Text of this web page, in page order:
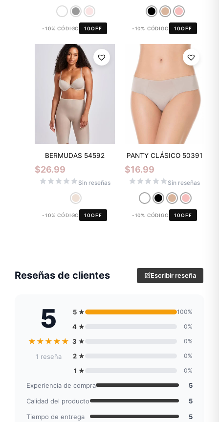
-10% CÓDIGO 10OFF -10% CÓDIGO 10OFF
BERMUDAS 54592
$26.99
Sin reseñas
-10% CÓDIGO 10OFF
PANTY CLÁSICO 50391
$16.99
Sin reseñas
-10% CÓDIGO 10OFF
Reseñas de clientes Escribir reseña
5
★ ★ ★ ★ ★
1 reseña
5 ★ 100%
4 ★ 0%
3 ★ 0%
2 ★ 0%
1 ★ 0%
Experiencia de compra
5
Calidad del producto
5
Tiempo de entrega
5